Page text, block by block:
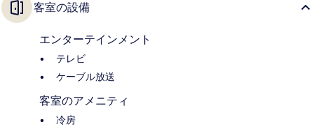
客室の設備
エンターテインメント
テレビ
ケーブル放送
客室のアメニティ
冷房